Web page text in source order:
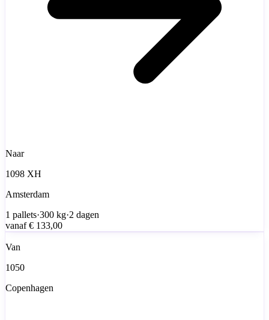
Naar
1098 XH
Amsterdam
1 pallets·300 kg·2 dagen
vanaf€ 133,00
Van
1050
Copenhagen